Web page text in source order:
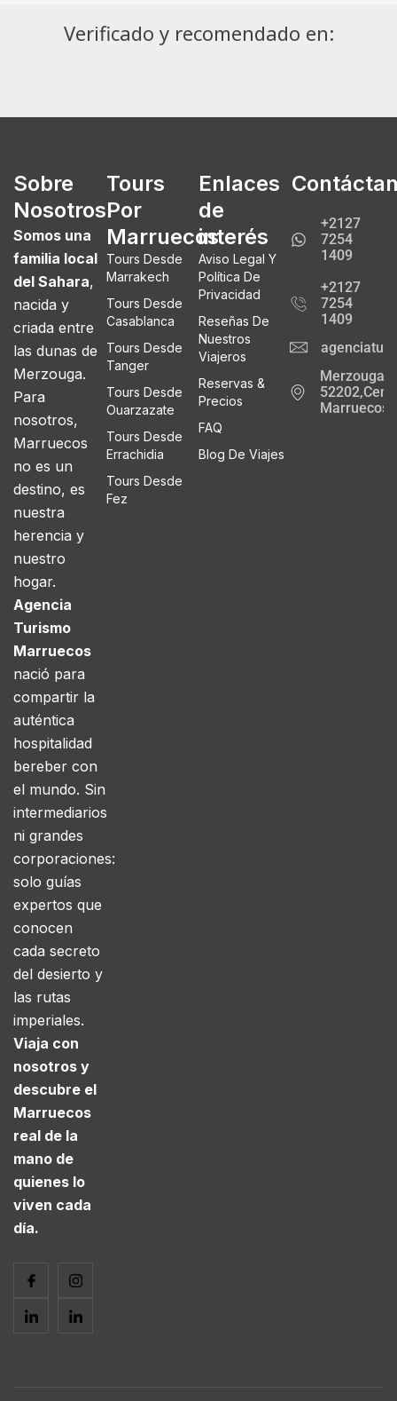
Verificado y recomendado en:
Sobre
Nosotros
Somos una
familia local
del Sahara,
nacida y
criada entre
las dunas de
Merzouga.
Para
nosotros,
Marruecos
no es un
destino, es
nuestra
herencia y
nuestro
hogar.
Agencia
Turismo
Marruecos
nació para
compartir la
auténtica
hospitalidad
bereber con
el mundo. Sin
intermediarios
ni grandes
corporaciones:
solo guías
expertos que
conocen
cada secreto
del desierto y
las rutas
imperiales.
Viaja con
nosotros y
descubre el
Marruecos
real de la
mano de
quienes lo
viven cada
día.
Tours
Por
Marruecos
Tours Desde
Marrakech
Tours Desde
Casablanca
Tours Desde
Tanger
Tours Desde
Ouarzazate
Tours Desde
Errachidia
Tours Desde
Fez
Enlaces
de
interés
Aviso Legal Y
Política De
Privacidad
Reseñas De
Nuestros
Viajeros
Reservas &
Precios
FAQ
Blog De Viajes
+2127
7254
1409
+2127
7254
1409
Merzouga
Marruecos